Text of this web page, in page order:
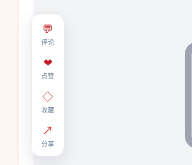
💬
评论
❤
点赞
◇
收藏
↗
分享